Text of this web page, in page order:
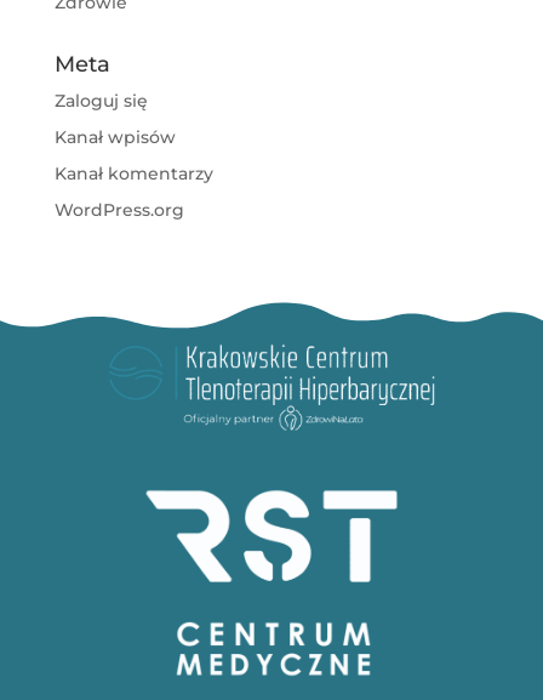
Meta
Zaloguj się
Kanał wpisów
Kanał komentarzy
WordPress.org